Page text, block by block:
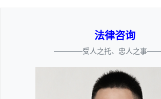
法律咨询
————受人之托、忠人之事